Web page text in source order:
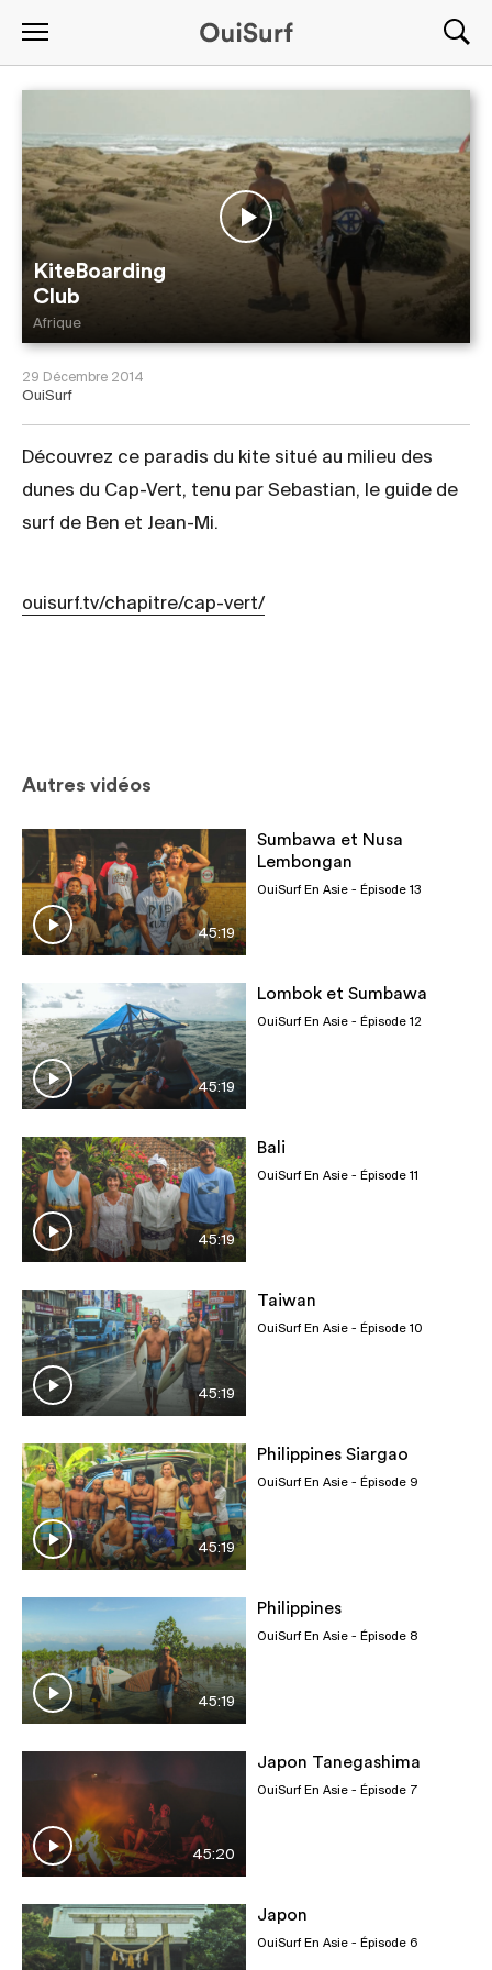
KiteBoarding
Club
Afrique
29 Décembre 2014
OuiSurf
Découvrez ce paradis du kite situé au milieu des
dunes du Cap-Vert, tenu par Sebastian, le guide de
surf de Ben et Jean-Mi.
ouisurf.tv/chapitre/cap-vert/
Autres vidéos
45:19
Sumbawa et Nusa
Lembongan
OuiSurf En Asie - Épisode 13
45:19
Lombok et Sumbawa
OuiSurf En Asie - Épisode 12
45:19
Bali
OuiSurf En Asie - Épisode 11
45:19
Taiwan
OuiSurf En Asie - Épisode 10
45:19
Philippines Siargao
OuiSurf En Asie - Épisode 9
45:19
Philippines
OuiSurf En Asie - Épisode 8
45:20
Japon Tanegashima
OuiSurf En Asie - Épisode 7
Japon
OuiSurf En Asie - Épisode 6